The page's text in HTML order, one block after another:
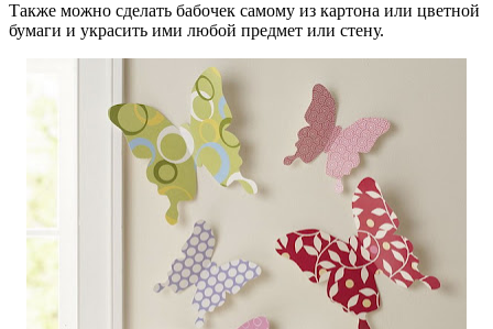
Также можно сделать бабочек самому из картона или цветной
бумаги и украсить ими любой предмет или стену.